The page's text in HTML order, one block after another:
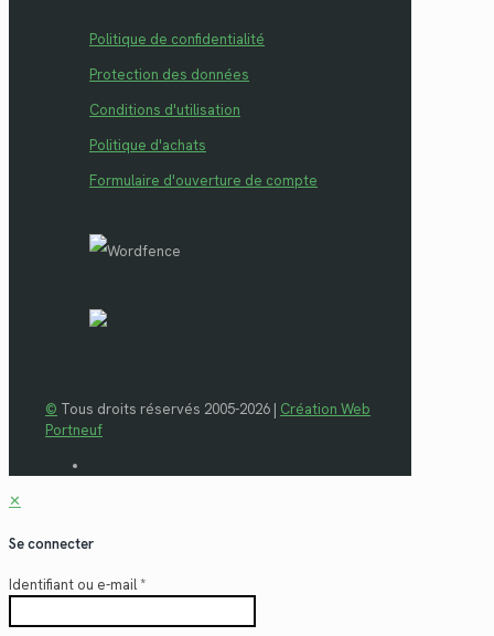
Politique de confidentialité
Protection des données
Conditions d'utilisation
Politique d'achats
Formulaire d'ouverture de compte
© Tous droits réservés 2005-2026 | Création Web
Portneuf
✕
Se connecter
Identifiant ou e-mail*